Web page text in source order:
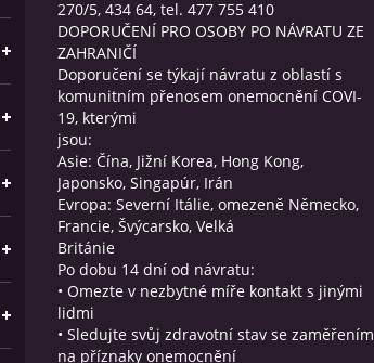
270/5, 434 64, tel. 477 755 410
DOPORUČENÍ PRO OSOBY PO NÁVRATU ZE
ZAHRANIČÍ
Doporučení se týkají návratu z oblastí s
komunitním přenosem onemocnění COVI-
19, kterými
jsou:
Asie: Čína, Jižní Korea, Hong Kong,
Japonsko, Singapúr, Irán
Evropa: Severní Itálie, omezeně Německo,
Francie, Švýcarsko, Velká
Británie
Po dobu 14 dní od návratu:
• Omezte v nezbytné míře kontakt s jinými
lidmi
• Sledujte svůj zdravotní stav se zaměřením
na příznaky onemocnění